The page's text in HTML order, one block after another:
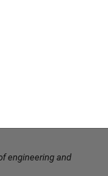
engineering and